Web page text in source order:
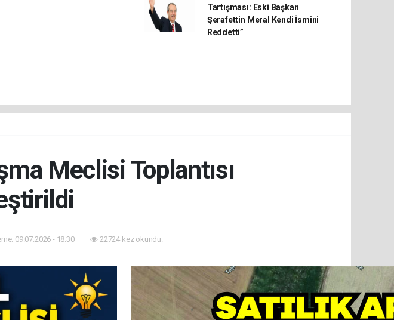
Tartışması: Eski Başkan
Şerafettin Meral Kendi İsmini
Reddetti”
Meclisi Toplantısı
09.07.2026 - 18:30 22724 kez okundu.